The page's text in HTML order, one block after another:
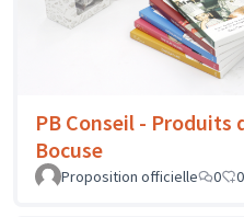
PB Conseil - Produits
Bocuse
Proposition officielle 0 0